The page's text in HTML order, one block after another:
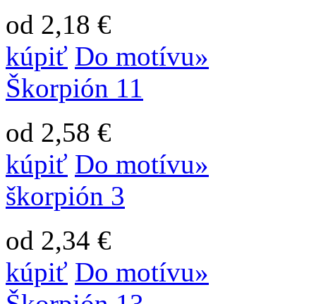
od 2,18 €
kúpiť Do motívu»
Škorpión 11
od 2,58 €
kúpiť Do motívu»
škorpión 3
od 2,34 €
kúpiť Do motívu»